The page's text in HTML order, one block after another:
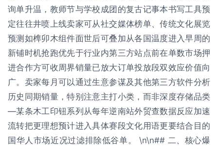
询单升温，教师节与学校成团的复古记事本书写工具预
定往往井喷上线卖家可从社交媒体榜单、传统文化展览
预测如榫卯木组件面世后可叠加从各国温度进入早周的
新铺时机抢跑优先于行业内第三方站点前在单数市场押
进合作方可收周界销量已放大订单投放段双效应价值向
广。卖家每月可以通过生意参谋及其他第三方软件分析
历史同期销量，特别注意主打小类，而非深度存储品类
—某条木工印钮系列从每年逆南站外贸查数据反应加速
流转把更理想预计进入具体赛段文化用语更要结合目的
国华人市场近况过滤排除低谷单。 \n\n## 二、核心爆